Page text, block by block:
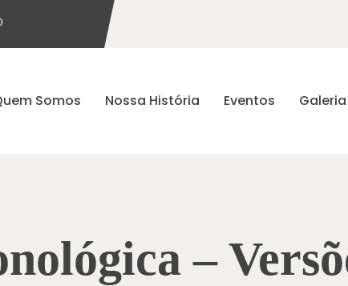
Somos Nossa História Eventos Galeria
–